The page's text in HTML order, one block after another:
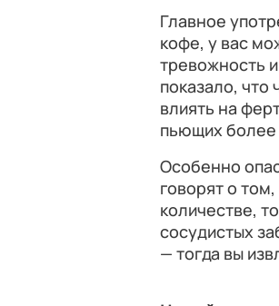
Главное
кофе, у вас
тревожность
показало,
влиять на
пьющих более
Особенно
говорят о
количестве,
сосудистых
— тогда вы